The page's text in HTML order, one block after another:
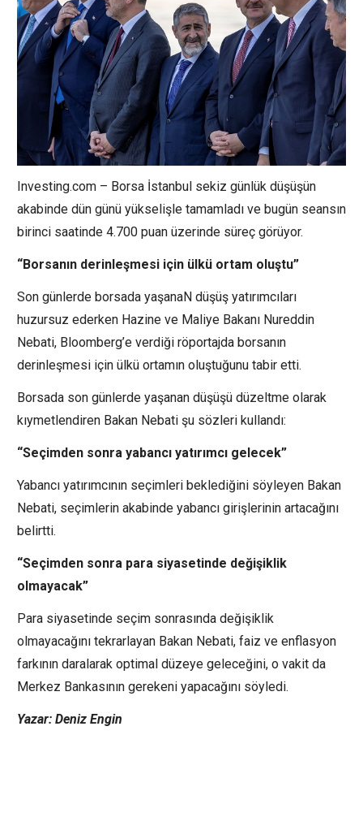
Investing.com – Borsa İstanbul sekiz günlük düşüşün
akabinde dün günü yükselişle tamamladı ve bugün seansın
birinci saatinde 4.700 puan üzerinde süreç görüyor.
“Borsanın derinleşmesi için ülkü ortam oluştu”
Son günlerde borsada yaşanaN düşüş yatırımcıları
huzursuz ederken Hazine ve Maliye Bakanı Nureddin
Nebati, Bloomberg’e verdiği röportajda borsanın
derinleşmesi için ülkü ortamın oluştuğunu tabir etti.
Borsada son günlerde yaşanan düşüşü düzeltme olarak
kıymetlendiren Bakan Nebati şu sözleri kullandı:
“Seçimden sonra yabancı yatırımcı gelecek”
Yabancı yatırımcının seçimleri beklediğini söyleyen Bakan
Nebati, seçimlerin akabinde yabancı girişlerinin artacağını
belirtti.
“Seçimden sonra para siyasetinde değişiklik
olmayacak”
Para siyasetinde seçim sonrasında değişiklik
olmayacağını tekrarlayan Bakan Nebati, faiz ve enflasyon
farkının daralarak optimal düzeye geleceğini, o vakit da
Merkez Bankasının gerekeni yapacağını söyledi.
Yazar: Deniz Engin